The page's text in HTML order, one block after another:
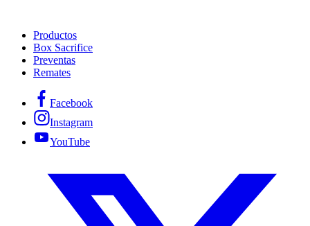
Productos
Box Sacrifice
Preventas
Remates
Facebook
Instagram
YouTube